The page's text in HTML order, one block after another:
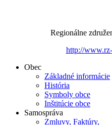
Regionálne
http://
Obec
Základné informácie
História
Symboly obce
Inštitúcie obce
Samospráva
Zmluvy, Faktúry,